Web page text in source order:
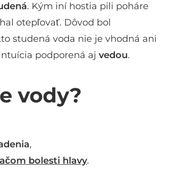
. Kým iní hostia pili poháre
otepľovať. Dôvod bol
studená voda nie je vhodná ani
podporená aj vedou.
vody?
,
bolesti hlavy.